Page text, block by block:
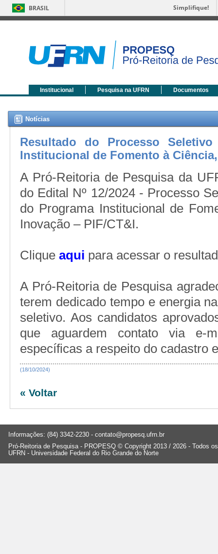
BRASIL Simplifique!
Institucional Pesquisa na UFRN Documentos
Notícias
Resultado do Processo
Institucional de Fomento à
A Pró-Reitoria de Pesquisa da
do Edital Nº 12/2024 - Processo
do Programa Institucional de
Inovação – PIF/CT&I.
Clique aqui para acessar o
A Pró-Reitoria de Pesquisa
terem dedicado tempo e energia
seletivo. Aos candidatos
que aguardem contato via e-
específicas a respeito do cadastro
(18/10/2024)
« Voltar
Informações: (84) 3342-2230 - contato@propesq.ufrn.br
Pró-Reitoria de Pesquisa - PROPESQ © Copyright 2013 / 2026 - Todos
UFRN - Universidade Federal do Rio Grande do Norte